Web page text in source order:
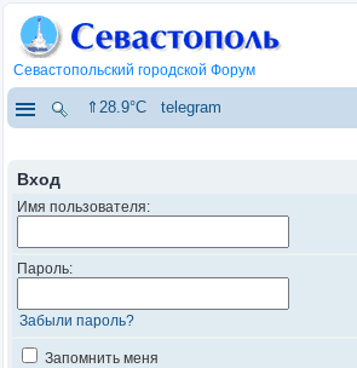
Севастопольский городской Форум
⇑28.9°C telegram
Вход
Имя пользователя:
Пароль:
Забыли пароль?
Запомнить меня